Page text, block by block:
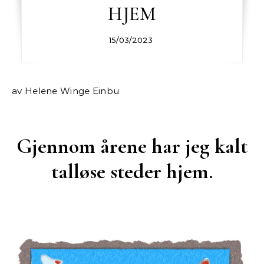
HJEM
15/03/2023
av Helene Winge Einbu
Gjennom årene har jeg kalt
talløse steder hjem.